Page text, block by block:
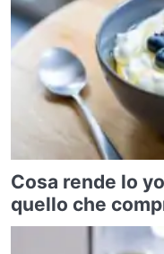
Cosa rende lo
quello che